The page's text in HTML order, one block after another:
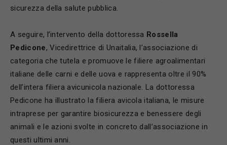
sicurezza della salute pubblica.
A seguire, l’intervento della dottoressa Rossella
Pedicone, Vicedirettrice di Unaitalia, l’associazione di
categoria che tutela e promuove le filiere agroalimentari
italiane delle carni e delle uova e rappresenta oltre il 90%
dell’intera filiera avicunicola nazionale. La dottoressa
Pedicone ha illustrato la filiera avicola italiana, le misure
intraprese per garantire biosicurezza e benessere degli
animali e le azioni svolte in concreto dall’associazione in
questi ultimi anni.